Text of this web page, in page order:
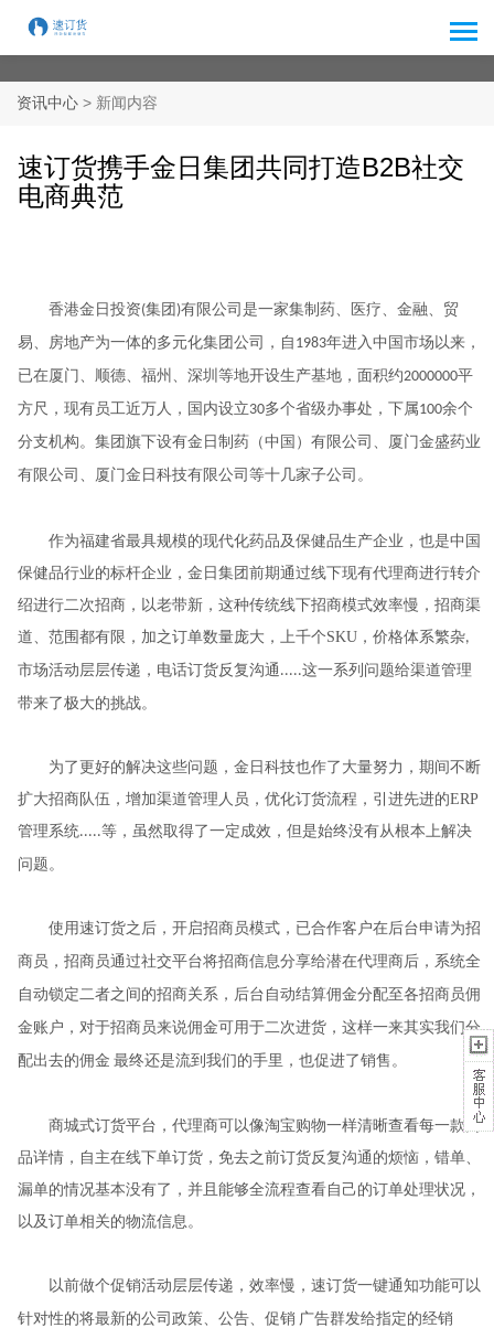
资讯中心 > 新闻内容
速订货携手金日集团共同打造B2B社交
电商典范
香港金日投资(集团 )有限公司是一家集制药、医疗、金融、贸
易、房地产为一体的多元化集团公司，自 1983年进入中国市场以来，
已在厦门、顺德、福州、深圳等地开设生产基地，面积约2000000平
方尺，现有员工近万人，国内设立30多个省级办事处，下属100余个
分支机构。集团旗下设有金日制药（中国）有限公司、厦门金盛药业
有限公司、厦门金日科技有限公司等十几家子公司。
作为福建省最具规模的现代化药品及保健品生产企业，也是中国
保健品行业的标杆企业 ，金日集团前期通过线下现有代理商进行转介
绍进行二次招商，以老带新，这种传统线下招商模式效率慢，招商渠
道、范围都有限，加之订单数量庞大，上千个SKU ，价格体系繁杂,
市场活动层层传递，电话订货反复沟通 .....这一系列问题给渠道管理
带来了极大的挑战。
为了更好的解决这些问题，金日科技也作了大量努力，期间不断
扩大招商队伍，增加渠道管理人员，优化订货流程，引进先进的ERP
管理系统.....等，虽然取得了一定成效，但是始终没有从根本上解决
问题。
使用速订货之后，开启招商员模式， 已合作客户在后台申请为招
商员，招商员通过社交平台将招商信息分享给潜在代理商后 ， 系统全
自动锁定二者之间的招商关系，后台自动结算佣金分配至各招商员佣
金账户，对于招商员来说佣金可用于二次进货，这样一来其实我们分
配出去的佣金 最终还是流到我们的手里，也促进了销售。
商城式订货平台，代理商可以像淘宝购物一样清晰查看每一款商
品详情，自主在线下单订货，免去之前订货反复沟通的烦恼，错单、
漏单的情况基本没有了，并且能够全流程查看自己的订单处理状况，
以及订单相关的物流信息。
以前做个促销活动层层传递，效率慢，速订货一键通知功能可以
针对性的将最新的公司政策、公告、促销 广告群发给指定的经销